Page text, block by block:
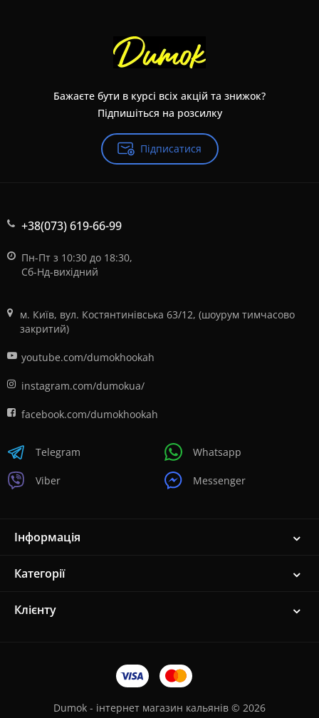
Бажаєте бути в курсі всіх акцій та знижок?
Підпишіться на розсилку
Підписатися
+38(073) 619-66-99
Пн-Пт з 10:30 до 18:30,
Сб-Нд-вихідний
м. Київ, вул. Костянтинівська 63/12, (шоурум тимчасово
закритий)
youtube.com/dumokhookah
instagram.com/dumokua/
facebook.com/dumokhookah
Telegram
Viber
Whatsapp
Messenger
Інформація
Категорії
Клієнту
Dumok - інтернет магазин кальянів © 2026